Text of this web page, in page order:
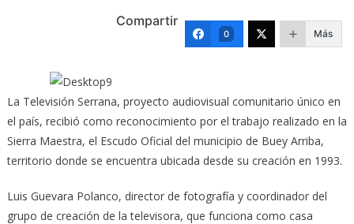
Compartir
0 Más
La Televisión Serrana, proyecto audiovisual comunitario único en
el país, recibió como reconocimiento por el trabajo realizado en la
Sierra Maestra, el Escudo Oficial del municipio de Buey Arriba,
territorio donde se encuentra ubicada desde su creación en 1993.
Luis Guevara Polanco, director de fotografía y coordinador del
grupo de creación de la televisora, que funciona como casa